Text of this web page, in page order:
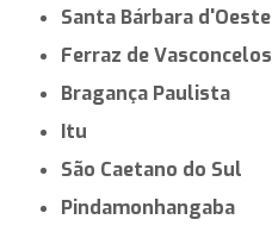
Santa Bárbara d'Oeste
Ferraz de Vasconcelos
Bragança Paulista
Itu
São Caetano do Sul
Pindamonhangaba